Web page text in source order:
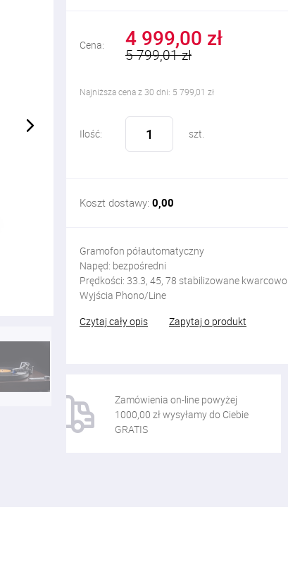
Cena: 4 999,00 zł
5 799,01 zł
Najniższa cena z 30 dni: 5 799,01 zł
Ilość: szt.
Koszt dostawy: 0,00
Gramofon półautomatyczny
Napęd: bezpośredni
Prędkości: 33.3, 45, 78 stabilizowane kwarcowo
Wyjścia Phono/Line
Czytaj cały opis
Zapytaj o produkt
Zamówienia on-line powyżej
1000,00 zł wysyłamy do Ciebie
GRATIS